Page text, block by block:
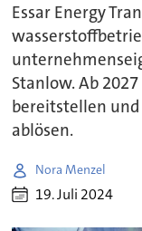
Essar Energy
Stanlow. Ab
bereitstellen und
ablösen.
Nora Menzel
19. Juli 2024